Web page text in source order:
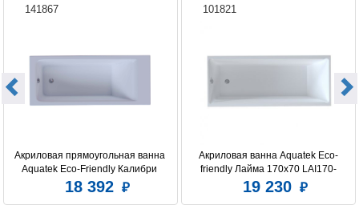
141867
Акриловая прямоугольная ванна
Aquatek Eco-Friendly Калибри
160х70 без фронтального
18 392
101821
Акриловая ванна Aquatek Eco-
friendly Лайма 170х70 LAI170-
0000001 без фронтального экрана,
19 230